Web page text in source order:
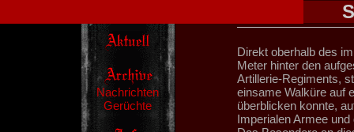
Nachrichten
Gerüchte
Direkt oberhalb des
Meter hinter den
Artillerie-Regiments,
einsame Walküre auf
überblicken konnte,
Imperialen Armee